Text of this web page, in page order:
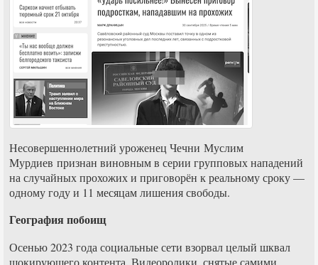
Несовершеннолетний уроженец Чечни Муслим
Мурдиев признан виновным в серии групповых нападений
на случайных прохожих и приговорён к реальному сроку —
одному году и 11 месяцам лишения свободы.
География побоищ
Осенью 2023 года социальные сети взорвал целый шквал
шокирующего контента. Видеоролики, снятые самими